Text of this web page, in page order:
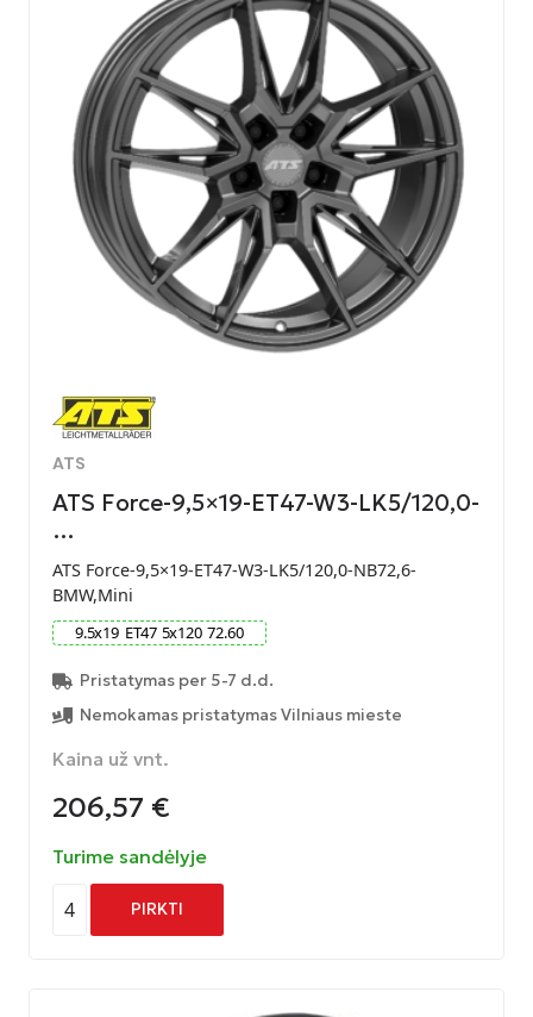
ATS
ATS Force-9,5×19-ET47-W3-LK5/120,0-
…
ATS Force-9,5×19-ET47-W3-LK5/120,0-NB72,6-
BMW,Mini
9.5x19 ET47 5x120 72.60
Pristatymas per 5-7 d.d.
Nemokamas pristatymas Vilniaus mieste
Kaina už vnt.
206,57 €
Turime sandėlyje
4 PIRKTI